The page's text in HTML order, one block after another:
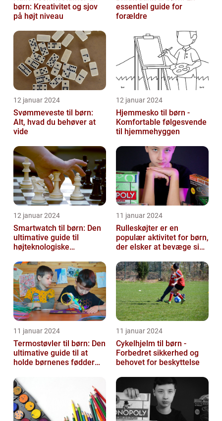
børn: Kreativitet og sjov
på højt niveau
essentiel guide for
forældre
12 januar 2024
Svømmeveste til børn:
Alt, hvad du behøver at
vide
12 januar 2024
Hjemmesko til børn -
Komfortable følgesvende
til hjemmehyggen
12 januar 2024
Smartwatch til børn: Den
ultimative guide til
højteknologiske
11 januar 2024
Rulleskøjter er en
populær aktivitet for børn,
der elsker at bevæge sig
11 januar 2024
Termostøvler til børn: Den
ultimative guide til at
holde børnenes fødder
11 januar 2024
Cykelhjelm til børn -
Forbedret sikkerhed og
behovet for beskyttelse